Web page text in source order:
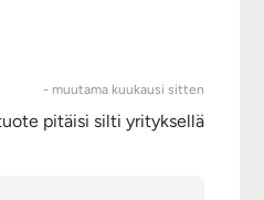
- muutama kuukausi sitten
pitäisi silti yrityksellä